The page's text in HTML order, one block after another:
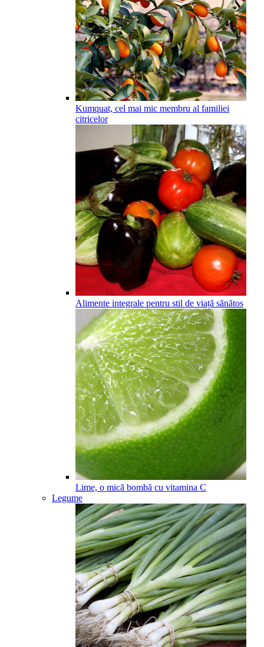
Kumquat, cel mai mic membru al familiei
citricelor
Alimente integrale pentru stil de viață sănătos
Lime, o mică bombă cu vitamina C
Legume